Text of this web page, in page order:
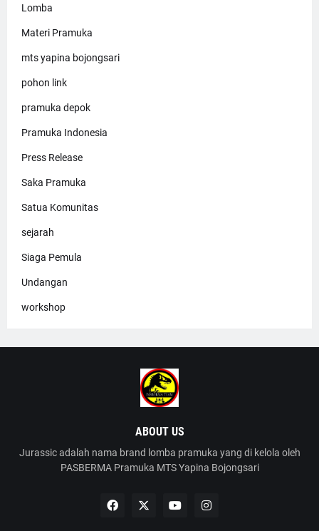
Lomba
Materi Pramuka
mts yapina bojongsari
pohon link
pramuka depok
Pramuka Indonesia
Press Release
Saka Pramuka
Satua Komunitas
sejarah
Siaga Pemula
Undangan
workshop
ABOUT US
Jurassic adalah nama brand lomba pramuka yang di kelola oleh
PASBERMA Pramuka MTS Yapina Bojongsari